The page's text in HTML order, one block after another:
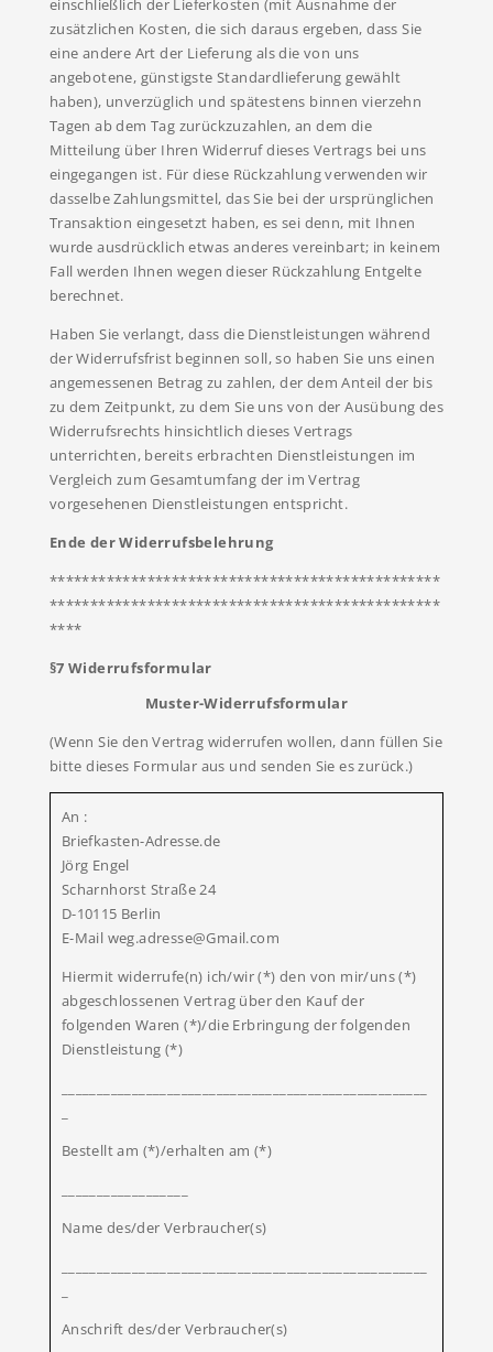
einschließlich der Lieferkosten (mit Ausnahme der
zusätzlichen Kosten, die sich daraus ergeben, dass Sie
eine andere Art der Lieferung als die von uns
angebotene, günstigste Standardlieferung gewählt
haben), unverzüglich und spätestens binnen vierzehn
Tagen ab dem Tag zurückzuzahlen, an dem die
Mitteilung über Ihren Widerruf dieses Vertrags bei uns
eingegangen ist. Für diese Rückzahlung verwenden wir
dasselbe Zahlungsmittel, das Sie bei der ursprünglichen
Transaktion eingesetzt haben, es sei denn, mit Ihnen
wurde ausdrücklich etwas anderes vereinbart; in keinem
Fall werden Ihnen wegen dieser Rückzahlung Entgelte
berechnet.
Haben Sie verlangt, dass die Dienstleistungen während
der Widerrufsfrist beginnen soll, so haben Sie uns einen
angemessenen Betrag zu zahlen, der dem Anteil der bis
zu dem Zeitpunkt, zu dem Sie uns von der Ausübung des
Widerrufsrechts hinsichtlich dieses Vertrags
unterrichten, bereits erbrachten Dienstleistungen im
Vergleich zum Gesamtumfang der im Vertrag
vorgesehenen Dienstleistungen entspricht.
Ende der Widerrufsbelehrung
************************************************
************************************************
****
§7 Widerrufsformular
Muster-Widerrufsformular
(Wenn Sie den Vertrag widerrufen wollen, dann füllen Sie
bitte dieses Formular aus und senden Sie es zurück.)
An :
Briefkasten-Adresse.de
Jörg Engel
Scharnhorst Straße 24
D-10115 Berlin
E-Mail weg.adresse@Gmail.com
Hiermit widerrufe(n) ich/wir (*) den von mir/uns (*)
abgeschlossenen Vertrag über den Kauf der
folgenden Waren (*)/die Erbringung der folgenden
Dienstleistung (*)
Bestellt am (*)/erhalten am (*)
Name des/der Verbraucher(s)
Anschrift des/der Verbraucher(s)